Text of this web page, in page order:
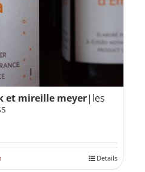
et mireille meyer|les
Details